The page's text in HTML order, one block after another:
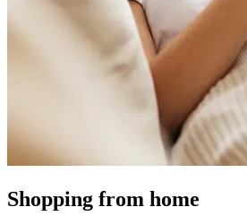
Shopping from home